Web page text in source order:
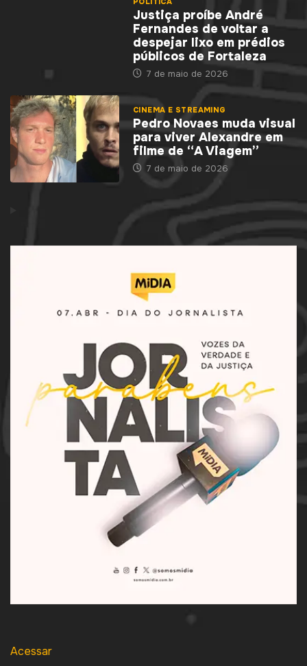
Justiça proíbe André
Fernandes de voltar a
despejar lixo em prédios
públicos de Fortaleza
7 de maio de 2026
CINEMA E STREAMING
Pedro Novaes muda visual
para viver Alexandre em
filme de “A Viagem”
7 de maio de 2026
Acessar